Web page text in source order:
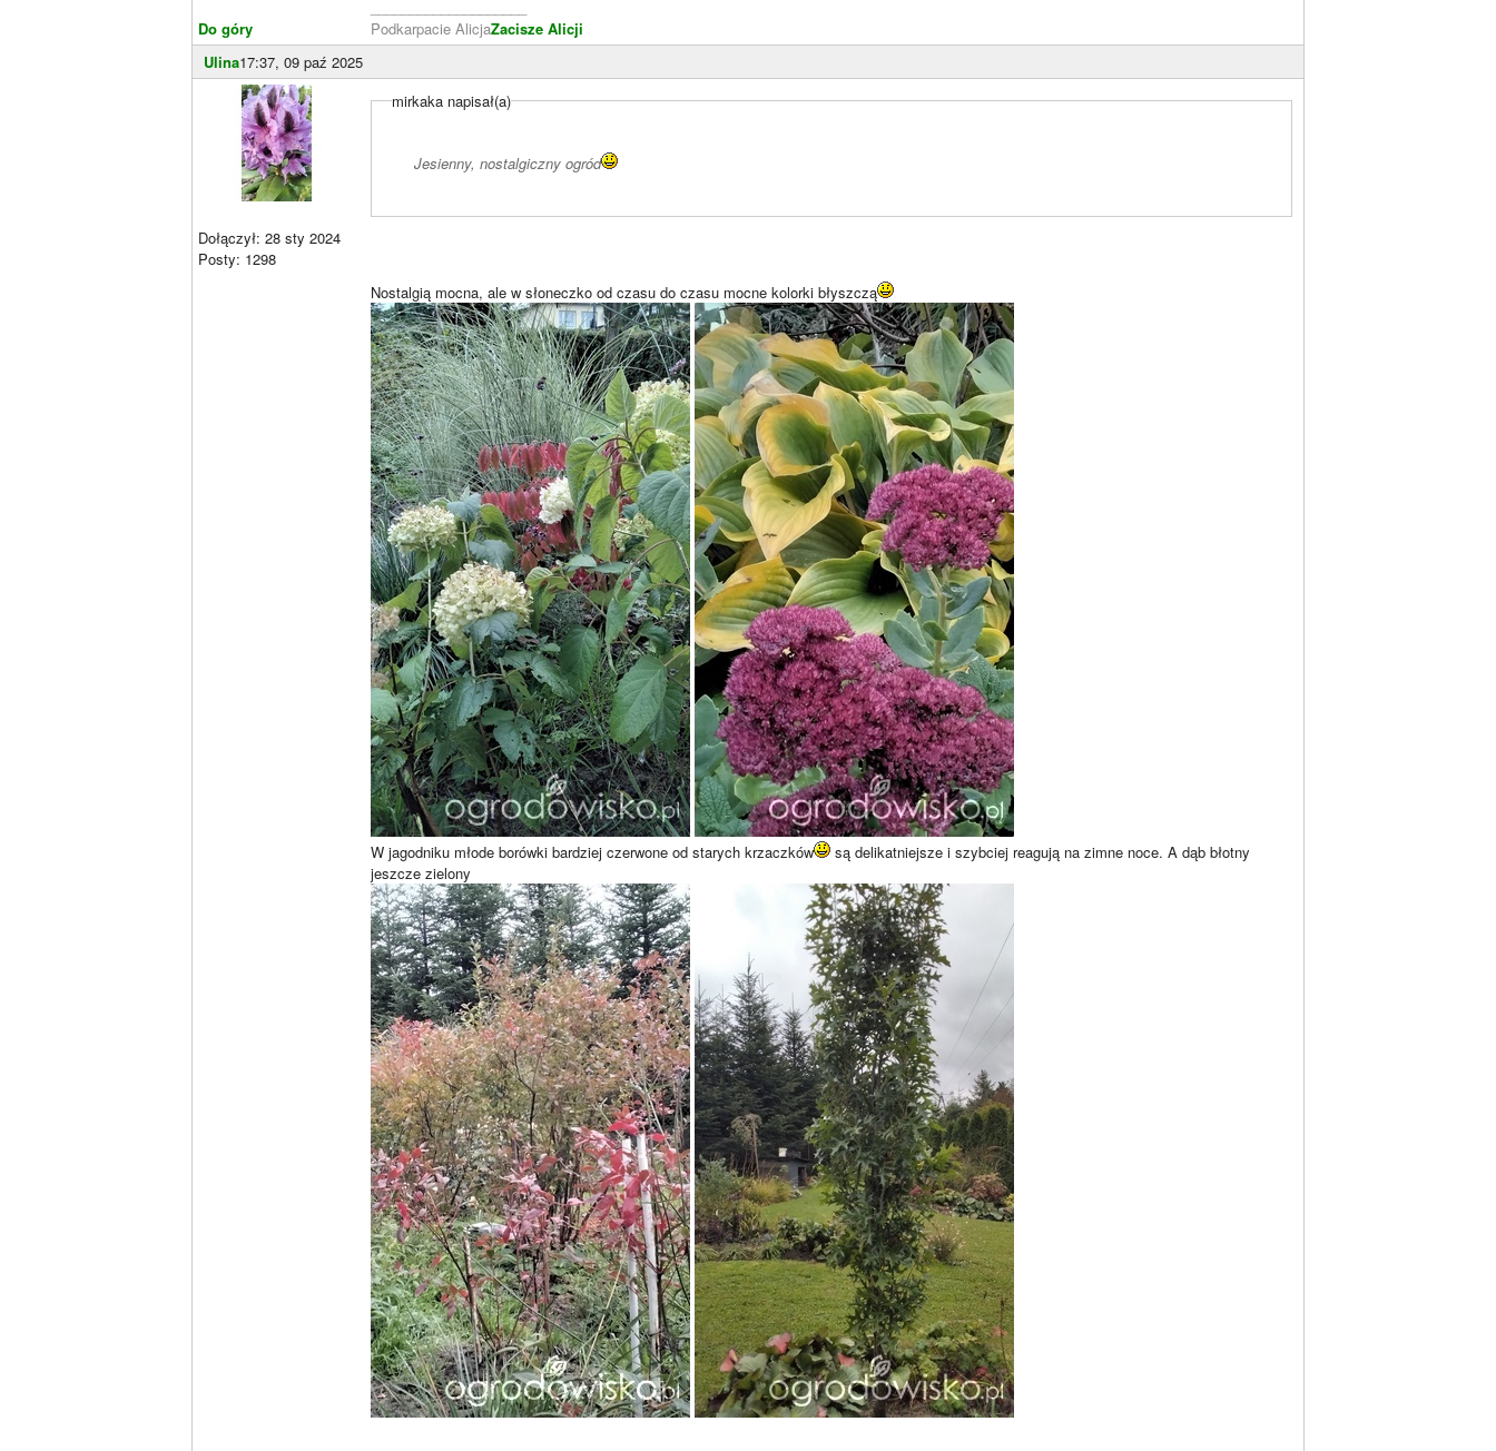
Do góry
Podkarpacie AlicjaZacisze Alicji
Ulina17:37, 09 paź 2025
Dołączył: 28 sty 2024
Posty: 1298
mirkaka napisał(a)
Jesienny, nostalgiczny ogród
Nostalgią mocna, ale w słoneczko od czasu do czasu mocne kolorki błyszczą
W jagodniku młode borówki bardziej czerwone od starych krzaczków
są delikatniejsze i szybciej reagują na zimne noce. A dąb błotny
jeszcze zielony